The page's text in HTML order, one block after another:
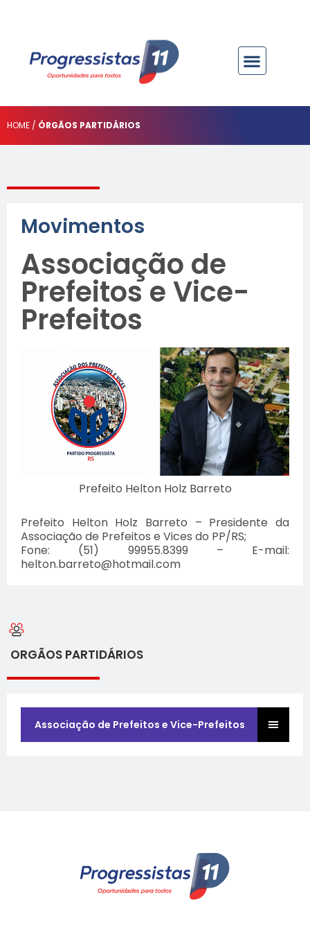
HOME / ÓRGÃOS PARTIDÁRIOS
Movimentos
Associação de
Prefeitos e Vice-
Prefeitos
Prefeito Helton Holz Barreto
Prefeito Helton Holz Barreto – Presidente da
Associação de Prefeitos e Vices do PP/RS;
Fone: (51) 99955.8399 – E-mail:
helton.barreto@hotmail.com
ORGÃOS PARTIDÁRIOS
Associação de Prefeitos e Vice-Prefeitos